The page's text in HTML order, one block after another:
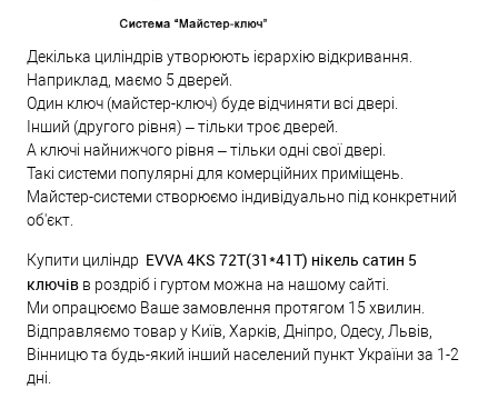
Декілька циліндрів утворюють ієрархію відкривання.
Наприклад, маємо 5 дверей.
Один ключ (майстер-ключ) буде відчиняти всі двері.
Інший (другого рівня) – тільки троє дверей.
А ключі найнижчого рівня – тільки одні свої двері.
Такі системи популярні для комерційних приміщень.
Майстер-системи створюємо індивідуально під конкретний
об'єкт.
Купити циліндр EVVA 4KS 72Т(31*41Т) нікель сатин 5
ключів в роздріб і гуртом можна на нашому сайті.
Ми опрацюємо Ваше замовлення протягом 15 хвилин.
Відправляємо товар у Київ, Харків, Дніпро, Одесу, Львів,
Вінницю та будь-який інший населений пункт України за 1-2
дні.